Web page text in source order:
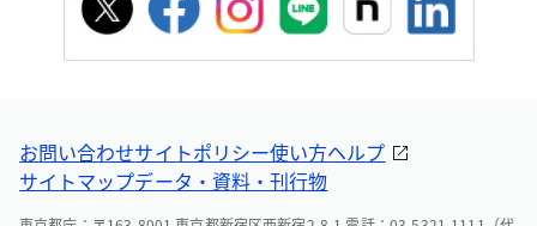
お問い合わせサイトポリシー使い方ヘルプ
サイトマップデータ・資料・刊行物